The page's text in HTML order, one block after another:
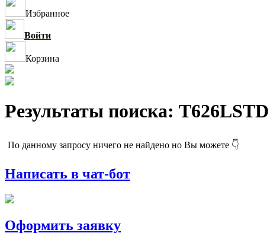
Избранное
Войти
Корзина
Результаты поиска: T626LSTD
По данному запросу ничего не найдено но Вы можете 👇
Написать в чат-бот
Оформить заявку